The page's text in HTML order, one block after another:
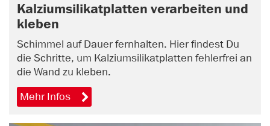
Kalziumsilikatplatten verarbeiten und
kleben
Schimmel auf Dauer fernhalten. Hier findest Du
die Schritte, um Kalziumsilikatplatten fehlerfrei an
die Wand zu kleben.
Mehr Infos